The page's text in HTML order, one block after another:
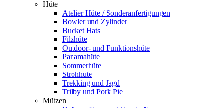
Hüte
Atelier Hüte / Sonderanfertigungen
Bowler und Zylinder
Bucket Hats
Filzhüte
Outdoor- und Funktionshüte
Panamahüte
Sommerhüte
Strohhüte
Trekking und Jagd
Trilby und Pork Pie
Mützen